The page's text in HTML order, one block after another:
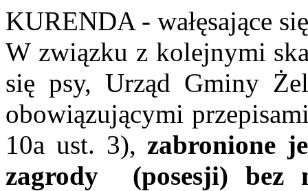
KURENDA - wałęsające
W związku z kolejnymi
się psy, Urząd Gminy
obowiązującymi
10a ust. 3), zabronione
zagrody (posesji) bez